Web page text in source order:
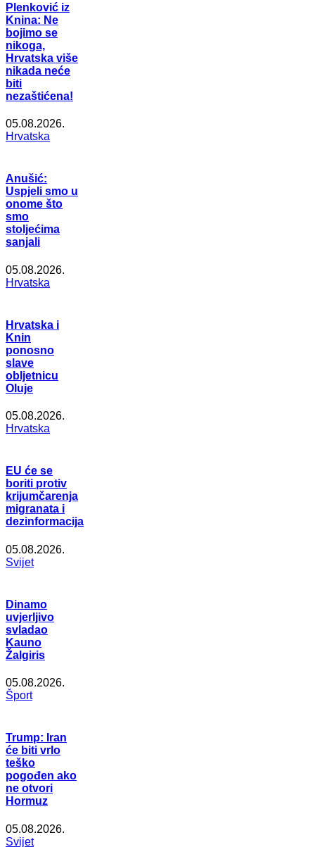
Plenković iz
Knina: Ne
bojimo se
nikoga,
Hrvatska više
nikada neće
biti
nezaštićena!
05.08.2026.
Hrvatska
Anušić:
Uspjeli smo u
onome što
smo
stoljećima
sanjali
05.08.2026.
Hrvatska
Hrvatska i
Knin
ponosno
slave
obljetnicu
Oluje
05.08.2026.
Hrvatska
EU će se
boriti protiv
krijumčarenja
migranata i
dezinformacija
05.08.2026.
Svijet
Dinamo
uvjerljivo
svladao
Kauno
Žalgiris
05.08.2026.
Šport
Trump: Iran
će biti vrlo
teško
pogođen ako
ne otvori
Hormuz
05.08.2026.
Svijet